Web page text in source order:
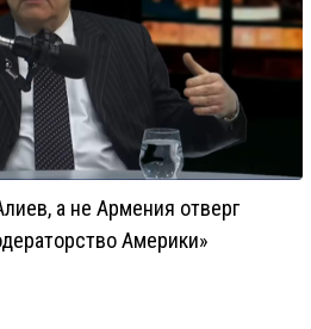
а не Армения отверг
Америки»